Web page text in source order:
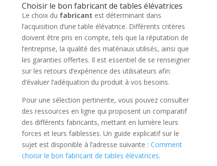
Choisir le bon fabricant de tables élévatrices
Le choix du fabricant est déterminant dans
l’acquisition d’une table élévatrice. Différents critères
doivent être pris en compte, tels que la réputation de
l’entreprise, la qualité des matériaux utilisés, ainsi que
les garanties offertes. Il est essentiel de se renseigner
sur les retours d’expérience des utilisateurs afin
d’évaluer l’adéquation du produit à vos besoins.
Pour une sélection pertinente, vous pouvez consulter
des ressources en ligne qui proposent un comparatif
des différents fabricants, mettant en lumière leurs
forces et leurs faiblesses. Un guide explicatif sur le
sujet est disponible à l’adresse suivante : Comment
choisir le bon fabricant de tables élévatrices.